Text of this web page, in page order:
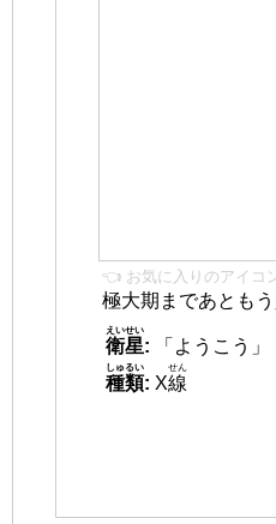
👈 お気に入りのアイコ
極大期まであともう
衛星
えいせい
:
「ようこう」
種類
しゅるい
: X線
せん